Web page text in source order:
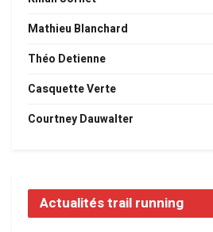
Mathieu Blanchard
Théo Detienne
Casquette Verte
Courtney Dauwalter
Actualités trail running